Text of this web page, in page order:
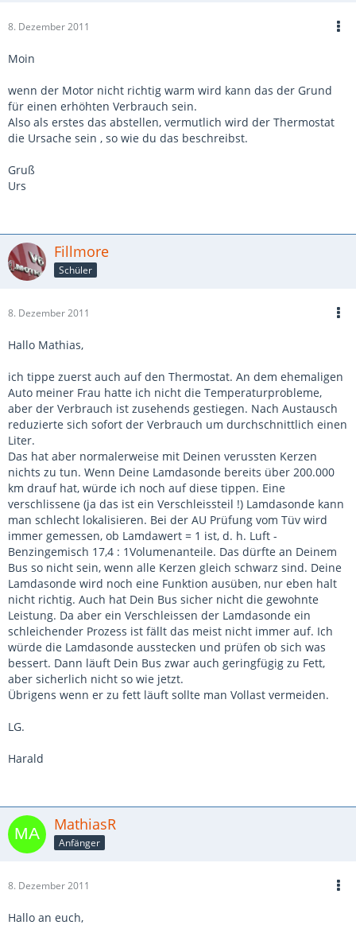
8. Dezember 2011
Moin
wenn der Motor nicht richtig warm wird kann das der Grund
für einen erhöhten Verbrauch sein.
Also als erstes das abstellen, vermutlich wird der Thermostat
die Ursache sein , so wie du das beschreibst.
Gruß
Urs
Fillmore
Schüler
8. Dezember 2011
Hallo Mathias,
ich tippe zuerst auch auf den Thermostat. An dem ehemaligen
Auto meiner Frau hatte ich nicht die Temperaturprobleme,
aber der Verbrauch ist zusehends gestiegen. Nach Austausch
reduzierte sich sofort der Verbrauch um durchschnittlich einen
Liter.
Das hat aber normalerweise mit Deinen verussten Kerzen
nichts zu tun. Wenn Deine Lamdasonde bereits über 200.000
km drauf hat, würde ich noch auf diese tippen. Eine
verschlissene (ja das ist ein Verschleissteil !) Lamdasonde kann
man schlecht lokalisieren. Bei der AU Prüfung vom Tüv wird
immer gemessen, ob Lamdawert = 1 ist, d. h. Luft -
Benzingemisch 17,4 : 1Volumenanteile. Das dürfte an Deinem
Bus so nicht sein, wenn alle Kerzen gleich schwarz sind. Deine
Lamdasonde wird noch eine Funktion ausüben, nur eben halt
nicht richtig. Auch hat Dein Bus sicher nicht die gewohnte
Leistung. Da aber ein Verschleissen der Lamdasonde ein
schleichender Prozess ist fällt das meist nicht immer auf. Ich
würde die Lamdasonde ausstecken und prüfen ob sich was
bessert. Dann läuft Dein Bus zwar auch geringfügig zu Fett,
aber sicherlich nicht so wie jetzt.
Übrigens wenn er zu fett läuft sollte man Vollast vermeiden.
LG.
Harald
MathiasR
Anfänger
8. Dezember 2011
Hallo an euch,